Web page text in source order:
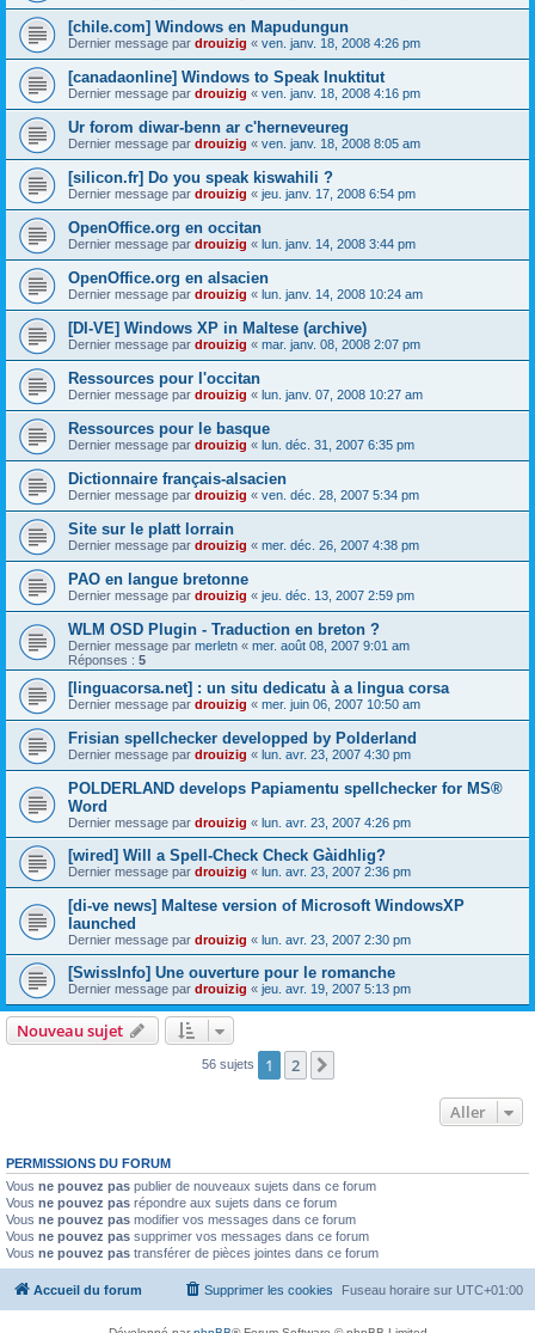
[chile.com] Windows en Mapudungun
Dernier message par drouizig « ven. janv. 18, 2008 4:26 pm
[canadaonline] Windows to Speak Inuktitut
Dernier message par drouizig « ven. janv. 18, 2008 4:16 pm
Ur forom diwar-benn ar c'herneveureg
Dernier message par drouizig « ven. janv. 18, 2008 8:05 am
[silicon.fr] Do you speak kiswahili ?
Dernier message par drouizig « jeu. janv. 17, 2008 6:54 pm
OpenOffice.org en occitan
Dernier message par drouizig « lun. janv. 14, 2008 3:44 pm
OpenOffice.org en alsacien
Dernier message par drouizig « lun. janv. 14, 2008 10:24 am
[DI-VE] Windows XP in Maltese (archive)
Dernier message par drouizig « mar. janv. 08, 2008 2:07 pm
Ressources pour l'occitan
Dernier message par drouizig « lun. janv. 07, 2008 10:27 am
Ressources pour le basque
Dernier message par drouizig « lun. déc. 31, 2007 6:35 pm
Dictionnaire français-alsacien
Dernier message par drouizig « ven. déc. 28, 2007 5:34 pm
Site sur le platt lorrain
Dernier message par drouizig « mer. déc. 26, 2007 4:38 pm
PAO en langue bretonne
Dernier message par drouizig « jeu. déc. 13, 2007 2:59 pm
WLM OSD Plugin - Traduction en breton ?
Dernier message par merletn « mer. août 08, 2007 9:01 am
Réponses : 5
[linguacorsa.net] : un situ dedicatu à a lingua corsa
Dernier message par drouizig « mer. juin 06, 2007 10:50 am
Frisian spellchecker developped by Polderland
Dernier message par drouizig « lun. avr. 23, 2007 4:30 pm
POLDERLAND develops Papiamentu spellchecker for MS®
Word
Dernier message par drouizig « lun. avr. 23, 2007 4:26 pm
[wired] Will a Spell-Check Check Gàidhlig?
Dernier message par drouizig « lun. avr. 23, 2007 2:36 pm
[di-ve news] Maltese version of Microsoft WindowsXP
launched
Dernier message par drouizig « lun. avr. 23, 2007 2:30 pm
[SwissInfo] Une ouverture pour le romanche
Dernier message par drouizig « jeu. avr. 19, 2007 5:13 pm
Nouveau sujet
56 sujets 1 2
Aller
PERMISSIONS DU FORUM
Vous ne pouvez pas publier de nouveaux sujets dans ce forum
Vous ne pouvez pas répondre aux sujets dans ce forum
Vous ne pouvez pas modifier vos messages dans ce forum
Vous ne pouvez pas supprimer vos messages dans ce forum
Vous ne pouvez pas transférer de pièces jointes dans ce forum
Accueil du forum Fuseau horaire sur UTC+01:00
Supprimer les cookies